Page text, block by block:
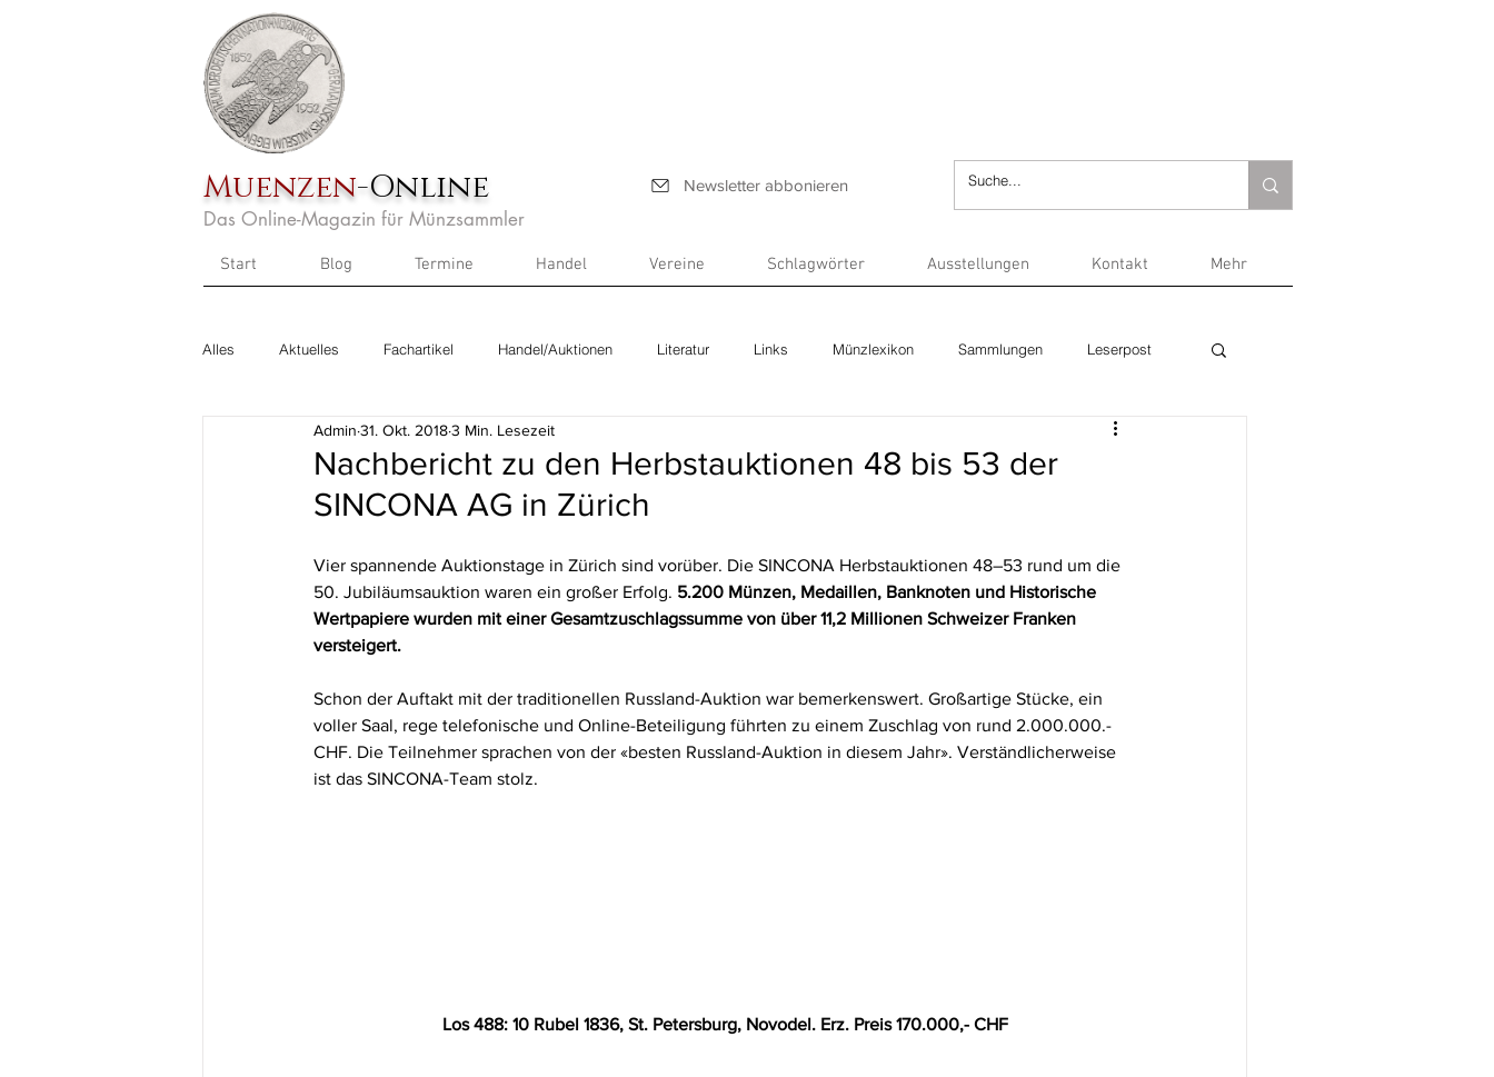
Muenzen-Online Newsletter abbonieren
Das Online-Magazin für Münzsammler
Start Blog Termine Handel Vereine Schlagwörter Ausstellungen Kontakt Mehr
Alles Aktuelles Fachartikel Handel/Auktionen Literatur Links Münzlexikon Sammlungen Leserpost
Nachbericht zu den Herbstauktionen 48 bis 53 der
SINCONA AG in Zürich
Admin 31. Okt. 20183 Min. Lesezeit
Vier spannende Auktionstage in Zürich sind vorüber. Die SINCONA Herbstauktionen 48–53 rund um die
50. Jubiläumsauktion waren ein großer Erfolg. 5.200 Münzen, Medaillen, Banknoten und Historische
Wertpapiere wurden mit einer Gesamtzuschlagssumme von über 11,2 Millionen Schweizer Franken
versteigert.
Schon der Auftakt mit der traditionellen Russland-Auktion war bemerkenswert. Großartige Stücke, ein
voller Saal, rege telefonische und Online-Beteiligung führten zu einem Zuschlag von rund 2.000.000.-
CHF. Die Teilnehmer sprachen von der «besten Russland-Auktion in diesem Jahr». Verständlicherweise
ist das SINCONA-Team stolz.
Los 488: 10 Rubel 1836, St. Petersburg, Novodel. Erz. Preis 170.000,- CHF